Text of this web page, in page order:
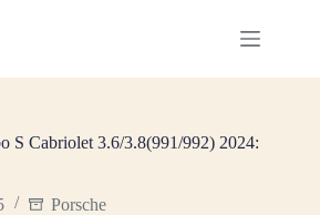
S Cabriolet 3.6/3.8(991/992) 2024:
Porsche